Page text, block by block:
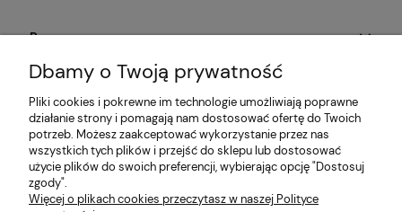
Pomoc
Aktualności
Moje konto
Płatności i dostawa
Informacje
Dbamy o Twoją prywatność
Pliki cookies i pokrewne im technologie umożliwiają poprawne
działanie strony i pomagają nam dostosować ofertę do Twoich
potrzeb. Możesz zaakceptować wykorzystanie przez nas
wszystkich tych plików i przejść do sklepu lub dostosować
użycie plików do swoich preferencji, wybierając opcję "Dostosuj
zgody".
Więcej o plikach cookies przeczytasz w naszej Polityce